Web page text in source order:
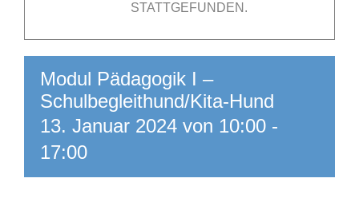
STATTGEFUNDEN.
Modul Pädagogik I –
Schulbegleithund/Kita-Hund
13. Januar 2024 von 10:00 -
17:00